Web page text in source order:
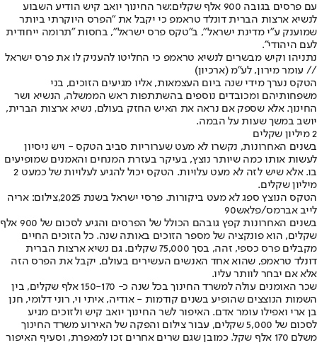
עם פרסים בגובה 900 אלף שקלים:
שר החינוך יואב קיש הודיע השבוע
לנשיא ארצות הברית דונלד טראמפ כי יקבל את "הפרס היוקרתי ביותר
שמוענק ע״י מדינת ישראל", ב"טקס פרס ישראל", בחסות "תרומה ייחודית
לעם היהודי".
נתניהו וקיש מבשרים לנשיא טראמפ כי החליטו להעניק לו את פרס ישראל
// עומר מירון, לע״מ (ארכיון)
הטקס נערך מידי שנה ביום העצמאות, אליו מגיעים הזוכים, בני
משפחותיהם ומכובדים נוספים בהשתתפות ראש הממשלה, הנשיא ושר
החינוך. אלא שספק אם נראה את האיש החזק בעולם, נשיא ארצות הברית,
יושב במשך שעות על הבמה.
2 מיליון שקלים
בשנים האחרונות, נקשרו לא מעט שערוריות סביב הטקס - ויש ניסיון
לעשות אותו כמה שיותר נוצץ, בעיקר בעזרת המנחים והאמנים שמופיעים
בו. אלא שיש לזה לא מעט עלויות. הטקס יכול להגיע לעלויות של כמעט 2
מיליון שקלים.
הטקס הנוצץ ספג לא מעט ביקורות. פרסי ישראל בשנת 2025,צילום: אריה
לייב אברמס/פלאש90
בשנים האחרונות קפץ גובהם הכולל של הפרסים והגיע לסכום של 900 אלף
שקלים, הוא פונקציה של מספר הזוכים באותה שנה. כל הזוכים החיים
מקבלים פרס כספי, זהה, בסך 75,000 שקלים. גם נשיא ארצות הברית
דונלד טראמפ, שהוא אחד האנשים העשירים בעולם, יקבל את הפרס הזה
אלא אם יבחר לוותר עליו.
שכר האומנים עולה למשרד החינוך בכל שנה כ- 150-170 אלף שקלים, בין
השמות הנוצצים שהופיע בשנים קודמות - אודיה, איתי וי, רוני דלומי, חנן
בן ארי ואפילו עומר אדם. האיפור לשר החינוך יואב קיש ולזוכים מגיע
לסכום של 5,000 שקלים, עבור צילום והפקה של האירוע משרד החינוך
משלם 170 אלף שקל. כמובן שגם שרים אחרים זכו למאפרת, וסעיף האיפור